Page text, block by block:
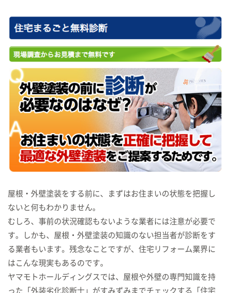
屋根・外壁塗装をする前に、まずはお住まいの状態を把握し
ないと何もわかりません。
むしろ、事前の状況確認もないような業者には注意が必要で
す。しかも、屋根・外壁塗装の知識のない担当者が診断をす
る業者もいます。残念なことですが、住宅リフォーム業界に
はこんな現実もあるのです。
ヤマモトホールディングスでは、屋根や外壁の専門知識を持
った「外装劣化診断士」がすみずみまでチェックする「住宅